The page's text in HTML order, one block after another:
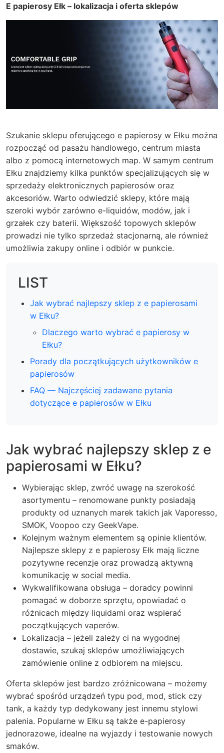
E papierosy Ełk – lokalizacja i oferta sklepów
Szukanie sklepu oferującego e papierosy w Ełku można
rozpocząć od pasażu handlowego, centrum miasta
albo z pomocą internetowych map. W samym centrum
Ełku znajdziemy kilka punktów specjalizujących się w
sprzedaży elektronicznych papierosów oraz
akcesoriów. Warto odwiedzić sklepy, które mają
szeroki wybór zarówno e-liquidów, modów, jak i
grzałek czy baterii. Większość topowych sklepów
prowadzi nie tylko sprzedaż stacjonarną, ale również
umożliwia zakupy online i odbiór w punkcie.
LIST
Jak wybrać najlepszy sklep z e papierosami
w Ełku?
Dlaczego warto wybrać e papierosy w
Ełku?
Porady dla początkujących użytkowników e
papierosów
FAQ — Najczęściej zadawane pytania
dotyczące e papierosów w Ełku
Jak wybrać najlepszy sklep z e
papierosami w Ełku?
Wybierając sklep, zwróć uwagę na szerokość
asortymentu – renomowane punkty posiadają
produkty od uznanych marek takich jak Vaporesso,
SMOK, Voopoo czy GeekVape.
Kolejnym ważnym elementem są opinie klientów.
Najlepsze sklepy z e papierosy Ełk mają liczne
pozytywne recenzje oraz prowadzą aktywną
komunikację w social media.
Wykwalifikowana obsługa – doradcy powinni
pomagać w doborze sprzętu, opowiadać o
różnicach między liquidami oraz wspierać
początkujących vaperów.
Lokalizacja – jeżeli zależy ci na wygodnej
dostawie, szukaj sklepów umożliwiających
zamówienie online z odbiorem na miejscu.
Oferta sklepów jest bardzo zróżnicowana – możemy
wybrać spośród urządzeń typu pod, mod, stick czy
tank, a każdy typ dedykowany jest innemu stylowi
palenia. Popularne w Ełku są także e-papierosy
jednorazowe, idealne na wyjazdy i testowanie nowych
smaków.